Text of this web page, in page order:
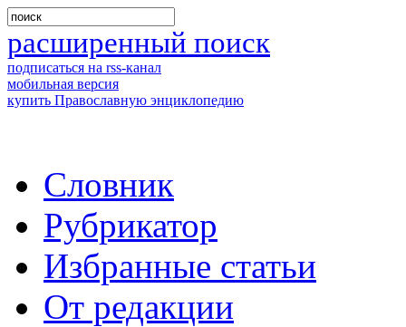
расширенный поиск
подписаться на rss-канал
мобильная версия
купить Православную энциклопедию
Словник
Рубрикатор
Избранные статьи
От редакции